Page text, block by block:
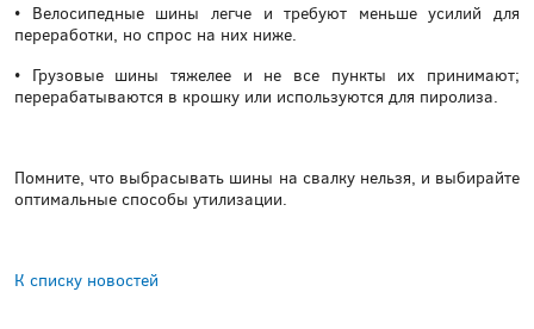
• Велосипедные шины легче и требуют меньше усилий для
переработки, но спрос на них ниже.
• Грузовые шины тяжелее и не все пункты их принимают;
перерабатываются в крошку или используются для пиролиза.
Помните, что выбрасывать шины на свалку нельзя, и выбирайте
оптимальные способы утилизации.
К списку новостей